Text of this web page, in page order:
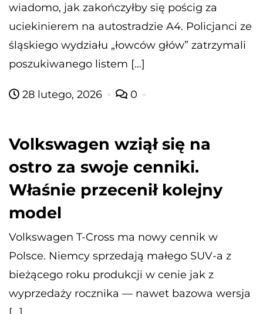
wiadomo, jak zakończyłby się pościg za
uciekinierem na autostradzie A4. Policjanci ze
śląskiego wydziału „łowców głów” zatrzymali
poszukiwanego listem […]
28 lutego, 2026 0
Volkswagen wziął się na
ostro za swoje cenniki.
Właśnie przecenił kolejny
model
Volkswagen T-Cross ma nowy cennik w
Polsce. Niemcy sprzedają małego SUV-a z
bieżącego roku produkcji w cenie jak z
wyprzedaży rocznika — nawet bazowa wersja